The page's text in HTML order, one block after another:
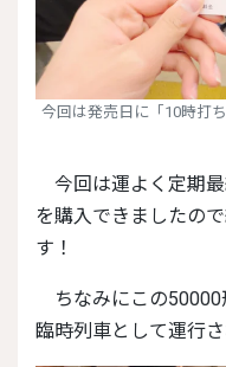
今回は発売日に「10時打
今回は運よく定期最終列車となるこの列車の指定券
を購入できましたの
す！
ちなみにこの50000形「VSE」は2023年秋ごろまで
臨時列車として運行